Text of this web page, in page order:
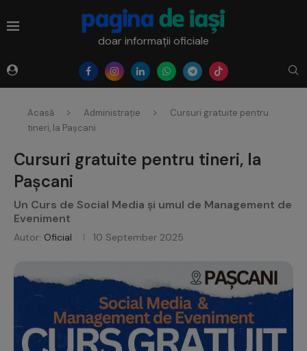
doar informații oficiale
Acasă Administrație
Cursuri gratuite pentru
tineri, la Pașcani
Cursuri gratuite pentru tineri, la
Pașcani
Un Curs de Social Media și umul de Management de
Eveniment
Autor: Oficial 10 September 2025